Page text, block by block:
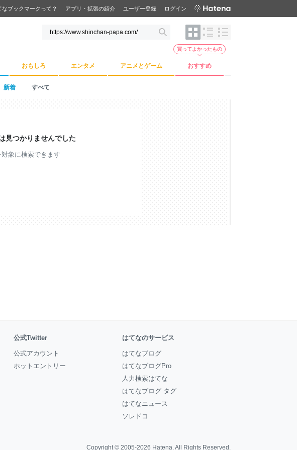
なブックマークって？ アプリ・拡張の紹介 ユーザー登録 ログイン
おもしろ エンタメ アニメとゲーム おすすめ
買ってよかったもの
新着 すべて
見つかりませんでした
象に検索できます
公式Twitter
公式アカウント
ホットエントリー
はてなのサービス
はてなブログ
はてなブログPro
人力検索はてな
はてなブログ タグ
はてなニュース
ソレドコ
Copyright © 2005-2026 Hatena. All Rights Reserved.